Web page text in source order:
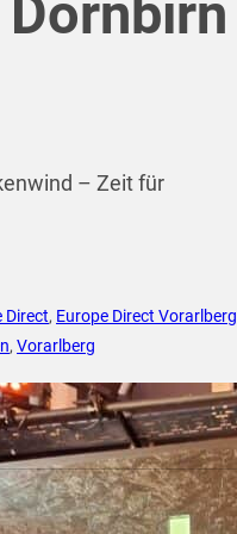
– Zeit für
Direct, Europe Direct Vorarlberg
, Vorarlberg